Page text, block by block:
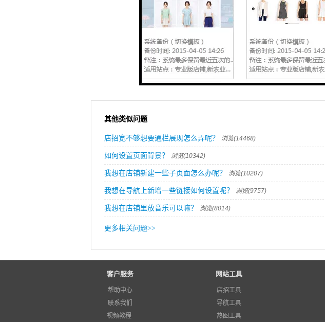
其他类似问题
店招宽不够想要通栏展现怎么弄呢？ 浏览(14468)
如何设置页面背景？ 浏览(10342)
我想在店铺新建一些子页面怎么办呢？ 浏览(10207)
我想在导航上新增一些链接如何设置呢？ 浏览(9757)
我想在店铺里放音乐可以嘛？ 浏览(8014)
更多相关问题>>
客户服务 网站工具
帮助中心
联系我们
店招工具
导航工具
热图工具
视频教程